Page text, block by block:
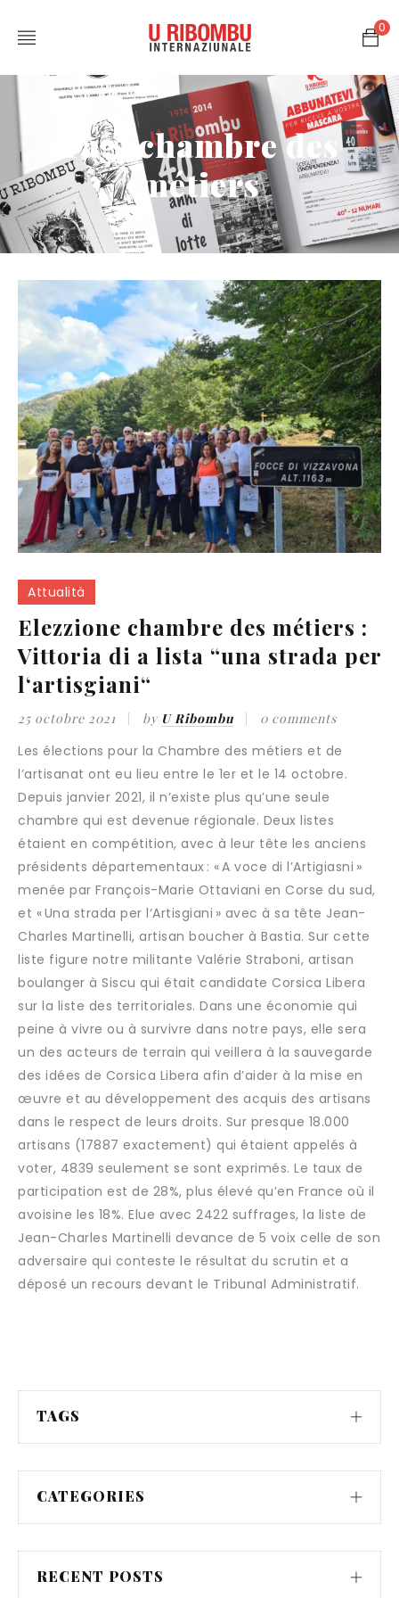
0
Tag: chambre des
métiers
Attualità
Elezzione chambre des métiers :
Vittoria di a lista “una strada per
l‘artisgiani“
25 octobre 2021 by U Ribombu 0 comments
Les élections pour la Chambre des métiers et de
l’artisanat ont eu lieu entre le 1er et le 14 octobre.
Depuis janvier 2021, il n’existe plus qu’une seule
chambre qui est devenue régionale. Deux listes
étaient en compétition, avec à leur tête les anciens
présidents départementaux : « A voce di l’Artigiasni »
menée par François-Marie Ottaviani en Corse du sud,
et « Una strada per l‘Artisgiani » avec à sa tête Jean-
Charles Martinelli, artisan boucher à Bastia. Sur cette
liste figure notre militante Valérie Straboni, artisan
boulanger à Siscu qui était candidate Corsica Libera
sur la liste des territoriales. Dans une économie qui
peine à vivre ou à survivre dans notre pays, elle sera
un des acteurs de terrain qui veillera à la sauvegarde
des idées de Corsica Libera afin d’aider à la mise en
œuvre et au développement des acquis des artisans
dans le respect de leurs droits. Sur presque 18.000
artisans (17887 exactement) qui étaient appelés à
voter, 4839 seulement se sont exprimés. Le taux de
participation est de 28%, plus élevé qu’en France où il
avoisine les 18%. Elue avec 2422 suffrages, la liste de
Jean-Charles Martinelli devance de 5 voix celle de son
adversaire qui conteste le résultat du scrutin et a
déposé un recours devant le Tribunal Administratif.
TAGS
CATEGORIES
RECENT POSTS